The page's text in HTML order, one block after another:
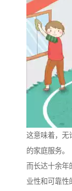
这意味着，无
的家庭服务。
而长达十余年
业性和可靠性